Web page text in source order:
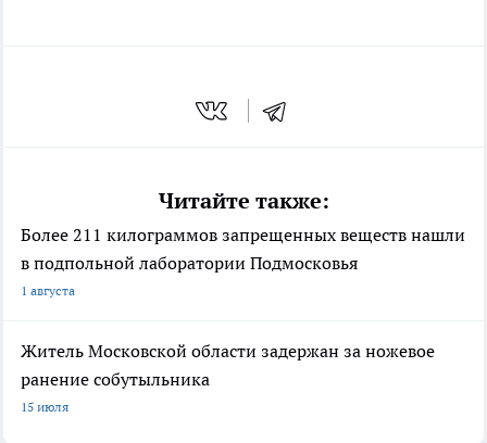
Читайте также:
Более 211 килограммов запрещенных веществ нашли
в подпольной лаборатории Подмосковья
1 августа
Житель Московской области задержан за ножевое
ранение собутыльника
15 июля